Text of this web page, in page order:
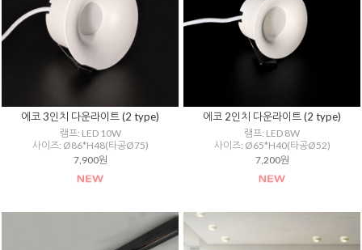
에코 3인치 다운라이트 (2 type)
램프: LED 10W
사이즈: Ø86*H48(타공Ø75)
7,900원
에코 2인치 다운라이트 (2 type)
램프: LED 8W
사이즈: Ø65*H40(타공Ø52)
7,200원